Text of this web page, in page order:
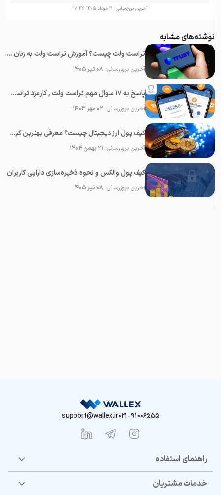
آخرین بروزرسانی: ۱۹ مرداد ۱۴۰۵ ۱۷:۴۶
نوشته‌های مشابه
تراست ولت چیست؟ آموزش تراست ولت به زبان ساده
آخرین بروزرسانی:۰۸ تیر ۱۴۰۵
پاسخ به ۱۷ سوال مهم تراست ولت , کارمزد تراست ولت + آموزش تصویری
آخرین بروزرسانی: ۰۲ مهر ۱۴۰۳
کیف پول ارز دیجیتال چیست؟ معرفی بهترین کیف پول‌های ارز دیجیتال در سال 2026
آخرین بروزرسانی: ۲۱ بهمن ۱۴۰۴
کیف پول والکس و نحوه ذخیره‌سازی دارایی کاربران
آخرین بروزرسانی:۰۸ تیر ۱۴۰۵
021-91006555
support@wallex.ir
راهنمای استفاده
خدمات مشتریان